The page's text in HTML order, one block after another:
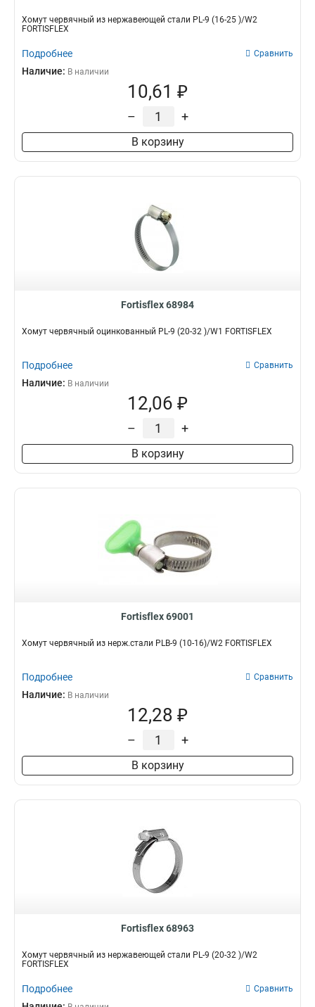
Хомут червячный из нержавеющей стали PL-9 (16-25 )/W2
FORTISFLEX
Подробнее Сравнить
Наличие: В наличии
10,61 ₽
– +
В корзину
Fortisflex 68984
Хомут червячный оцинкованный PL-9 (20-32 )/W1 FORTISFLEX
Подробнее Сравнить
Наличие: В наличии
12,06 ₽
– +
В корзину
Fortisflex 69001
Хомут червячный из нерж.стали PLB-9 (10-16)/W2 FORTISFLEX
Подробнее Сравнить
Наличие: В наличии
12,28 ₽
– +
В корзину
Fortisflex 68963
Хомут червячный из нержавеющей стали PL-9 (20-32 )/W2
FORTISFLEX
Подробнее Сравнить